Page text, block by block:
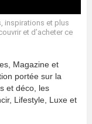
inspirations et plus
et d’acheter ce
Magazine et
portée sur la
et déco, les
Lifestyle, Luxe et